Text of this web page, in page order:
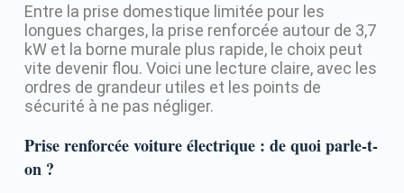
Entre la prise domestique limitée pour les
longues charges, la prise renforcée autour de 3,7
kW et la borne murale plus rapide, le choix peut
vite devenir flou. Voici une lecture claire, avec les
ordres de grandeur utiles et les points de
sécurité à ne pas négliger.
Prise renforcée voiture électrique : de quoi parle-t-
on ?